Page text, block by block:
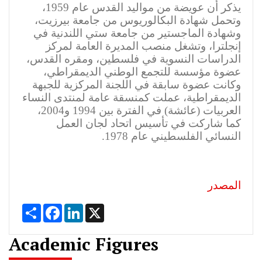
يذكر أن عويضة من مواليد القدس عام 1959،
وتحمل شهادة البكالوريوس من جامعة بيرزيت،
وشهادة الماجستير من جامعة ستي اللندنية في
إنجلترا، وتشغل منصب المديرة العامة لمركز
الدراسات النسوية في فلسطين، ومقره القدس،
عضوة مؤسسة للتجمع الوطني الديمقراطي،
وكانت عضوة سابقة في اللجنة المركزية للجبهة
الديمقراطية، عملت كمنسقة عامة لمنتدى النساء
العربيات (عائشة) في الفترة بين 1994 و2004،
كما شاركت في تأسيس اتحاد لجان العمل
النسائي الفلسطيني عام 1978
.
المصدر
Share FacebookLinkedIn
Academic Figures